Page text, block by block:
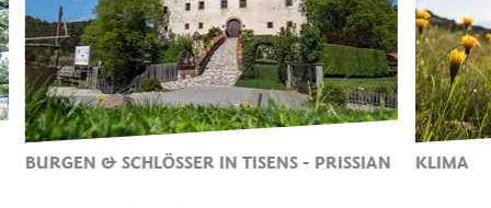
BURGEN & SCHLÖSSER IN TISENS - PRISSIAN KLIMA